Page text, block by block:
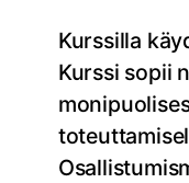
Kurssilla
Kurssi sopii